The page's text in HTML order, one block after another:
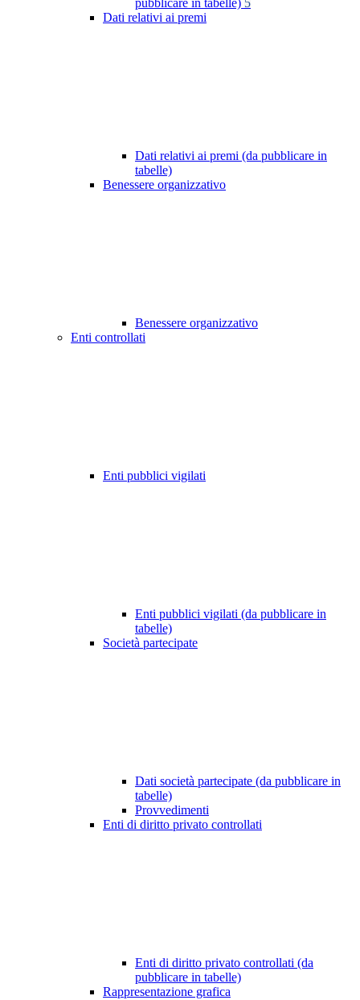
pubblicare in tabelle) 5
Dati relativi ai premi
Dati relativi ai premi (da pubblicare in
tabelle)
Benessere organizzativo
Benessere organizzativo
Enti controllati
Enti pubblici vigilati
Enti pubblici vigilati (da pubblicare in
tabelle)
Società partecipate
Dati società partecipate (da pubblicare in
tabelle)
Provvedimenti
Enti di diritto privato controllati
Enti di diritto privato controllati (da
pubblicare in tabelle)
Rappresentazione grafica